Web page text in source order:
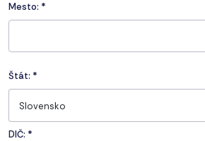
Mesto: *
Štát: *
Slovensko
DIČ: *